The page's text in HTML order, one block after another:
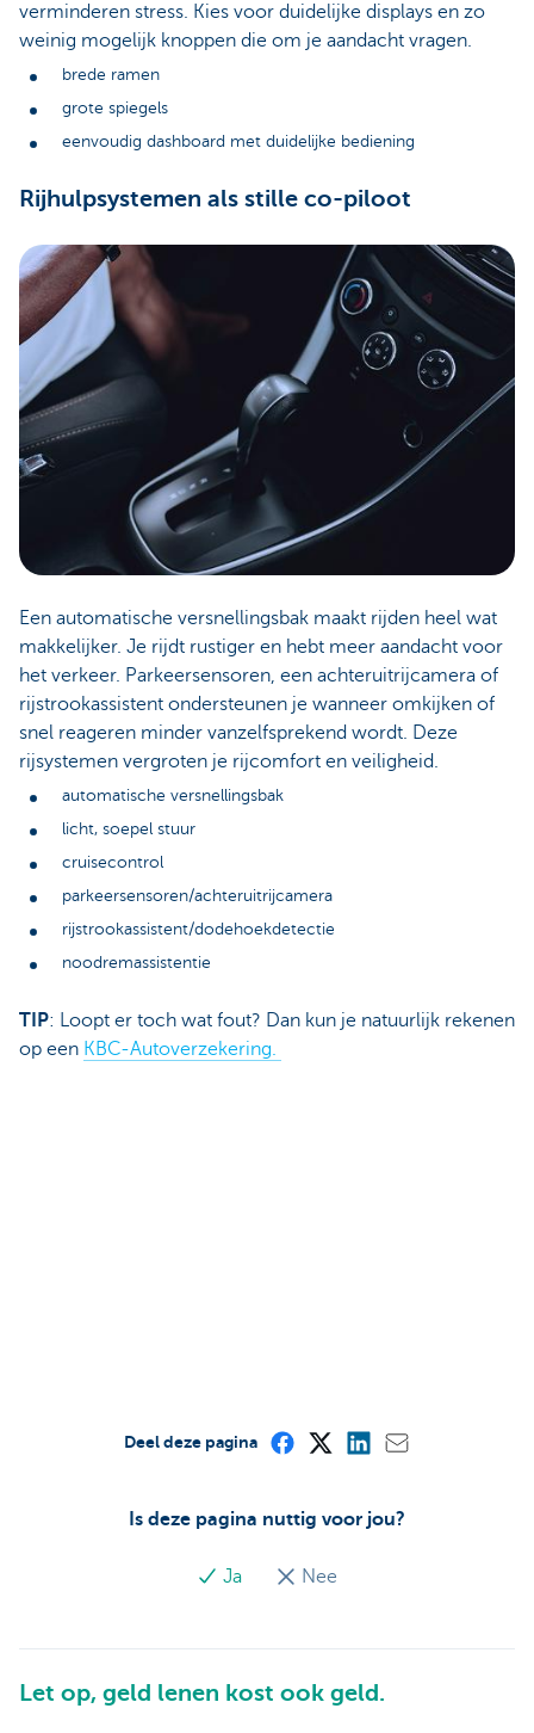
verminderen stress. Kies voor duidelijke displays en zo
weinig mogelijk knoppen die om je aandacht vragen.
brede ramen
grote spiegels
eenvoudig dashboard met duidelijke bediening
Rijhulpsystemen als stille co-piloot
Een automatische versnellingsbak maakt rijden heel wat
makkelijker. Je rijdt rustiger en hebt meer aandacht voor
het verkeer. Parkeersensoren, een achteruitrijcamera of
rijstrookassistent ondersteunen je wanneer omkijken of
snel reageren minder vanzelfsprekend wordt. Deze
rijsystemen vergroten je rijcomfort en veiligheid.
automatische versnellingsbak
licht, soepel stuur
cruisecontrol
parkeersensoren/achteruitrijcamera
rijstrookassistent/dodehoekdetectie
noodremassistentie
TIP: Loopt er toch wat fout? Dan kun je natuurlijk rekenen
op een KBC-Autoverzekering.
Is deze pagina nuttig voor jou?
Ja Nee
Deel deze pagina
Let op, geld lenen kost ook geld.